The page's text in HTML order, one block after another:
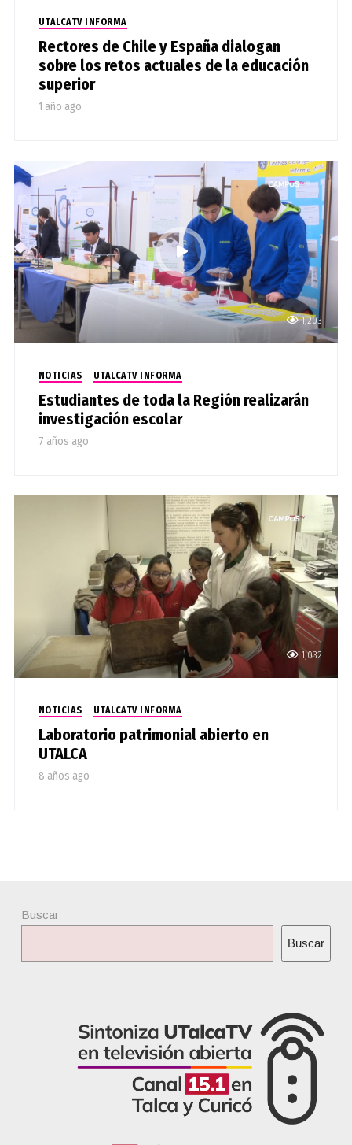
UTALCATV INFORMA
Rectores de Chile y España dialogan
sobre los retos actuales de la educación
superior
1 año ago
1,203
NOTICIAS UTALCATV INFORMA
Estudiantes de toda la Región realizarán
investigación escolar
7 años ago
1,032
NOTICIAS UTALCATV INFORMA
Laboratorio patrimonial abierto en
UTALCA
8 años ago
Buscar
Buscar